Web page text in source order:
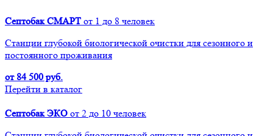
Септобак СМАРТ от 1 до 8 человек
Cтанции глубокой биологической очистки для сезонного и
постоянного проживания
от 84 500 руб.
Перейти в каталог
Септобак ЭКО от 2 до 10 человек